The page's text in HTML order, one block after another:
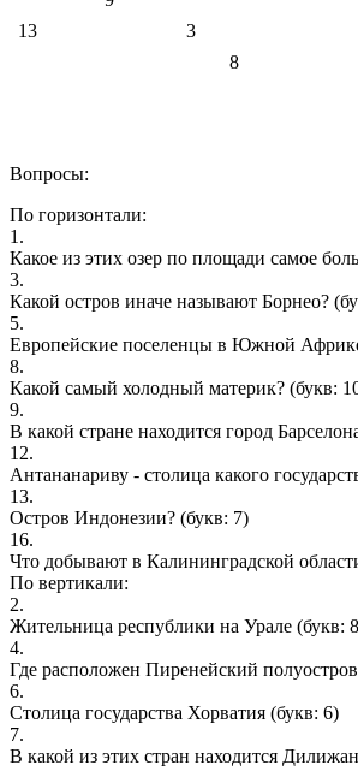
13
3
8
Вопросы:
По горизонтали:
1.
Какое из этих озер по площади самое
3.
Какой остров иначе называют Борнео?
5.
Европейские поселенцы в Южной
8.
Какой самый холодный материк? (букв:
9.
В какой стране находится город
12.
Антананариву - столица какого
13.
Остров Индонезии? (букв: 7)
16.
Что добывают в Калининградской
По вертикали:
2.
Жительница республики на Урале (букв:
4.
Где расположен Пиренейский
6.
Столица государства Хорватия (букв: 6)
7.
В какой из этих стран находится